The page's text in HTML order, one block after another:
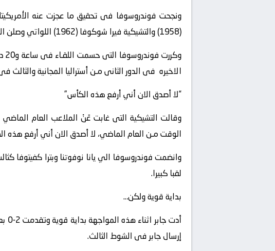
(1958) والتشيكية فيرا شوكوفا (1962) اللواتي وصلن الي النهائى كغير مصنفات، لكنهن لم يتوجن بالالقاب.
الاخيره فى الدور الثانى مـن أستراليا المجانية
“لا أصدق الان أني أرفع هذه الكأس”
وقالت التشيكية التى غابت عَنْ الملاعب العام
الوقت مـن العام الماضي، لا أصدق الان أني أرفع هذه
وانضمت فوندروسوفا الي يانا نوفوتنا وبترا كفيتوفا
لقبا كبيرا.
بداية قوية ولكن…
إرسال جابر فى الشوط الثالث.